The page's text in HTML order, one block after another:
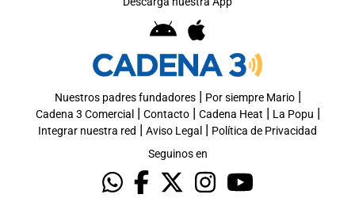
Nuestros padres fundadores| Por siempre Mario|
Cadena 3 Comercial | Contacto| Cadena Heat | La Popu |
Integrar nuestra red | Aviso Legal | Política de Privacidad
Seguinos en